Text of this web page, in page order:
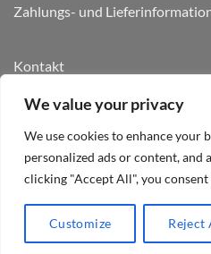
We value your privacy
We use cookies to enhance your
personalized ads or content, and
clicking "Accept All", you
Customize Reject
Zahlungs- und
Kontakt
AGB
Datenschutz
Impressum
Biancas